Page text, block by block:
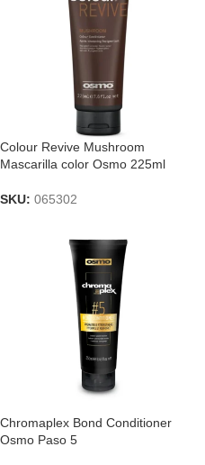
Colour Revive Mushroom
Mascarilla color Osmo 225ml
SKU: 065302
Chromaplex Bond Conditioner
Osmo Paso 5